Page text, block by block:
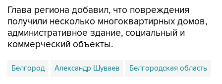
Глава региона добавил, что повреждения
получили несколько многоквартирных домов,
административное здание, социальный и
коммерческий объекты.
Белгород Александр Шуваев Белгородская область